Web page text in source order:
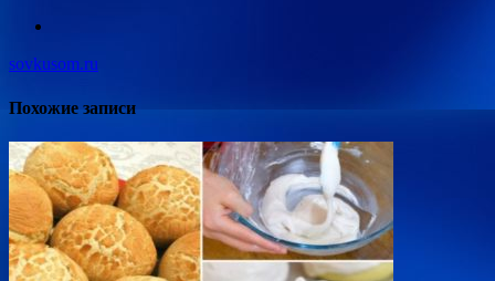
sovkusom.ru
Похожие записи